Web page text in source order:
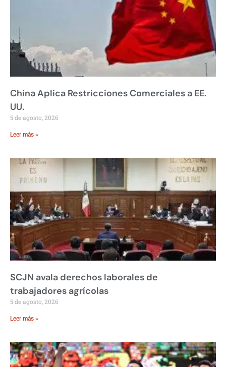
China Aplica Restricciones Comerciales a EE.
UU.
5 de agosto, 2026
Leer más »
SCJN avala derechos laborales de
trabajadores agrícolas
5 de agosto, 2026
Leer más »